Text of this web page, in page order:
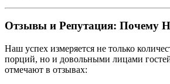
Отзывы и Репутация: Почему
Наш успех измеряется не только
порций, но и довольными лицами
отмечают в отзывах: